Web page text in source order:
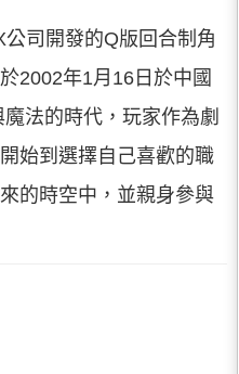
公司開發的Q版回合制角
2002年1月16日於中國
法的時代，玩家作為劇
始到選擇自己喜歡的職
的時空中，並親身參與